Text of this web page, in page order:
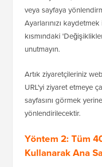
veya sayfaya
Ayarlarınızı
kısmındaki
unutmayın.
Artık ziyaretçileriniz
URL'yi ziyaret etmeye
sayfasını görmek
yönlendirilecektir.
Yöntem 2: Tüm
Kullanarak Ana